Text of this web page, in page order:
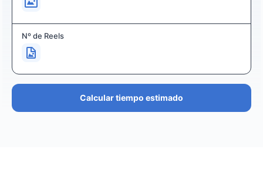
Nº de Reels
Calcular tiempo estimado